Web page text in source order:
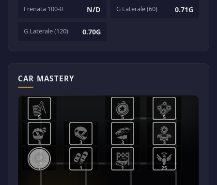
Frenata 100-0 N/D G Laterale (60) 0.71G
G Laterale (120) 0.70G
CAR MASTERY
1 1 1 25
3 3 3 3
5 5 5